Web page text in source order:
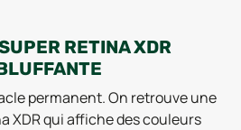
RETINA XDR
permanent. On retrouve une
XDR qui affiche des couleurs